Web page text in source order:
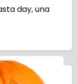
day, una